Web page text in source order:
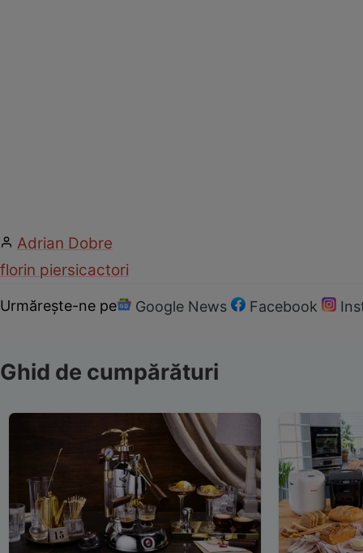
Adrian Dobre
florin piersicactori
Urmărește-ne pe Google News Facebook
Ghid de cumpărături